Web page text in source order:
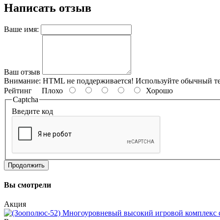
Написать отзыв
Ваше имя:
Ваш отзыв
Внимание: HTML не поддерживается! Используйте обычный
Рейтинг Плохо
Хорошо
Captcha
Введите код
Продолжить
Вы смотрели
Акция